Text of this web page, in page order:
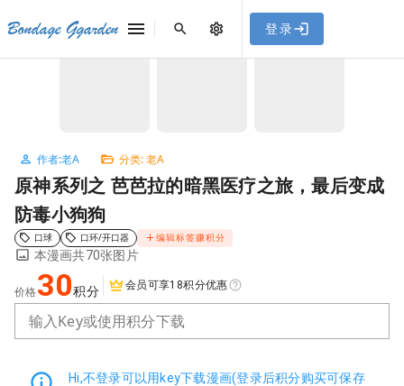
，使用遇到
问题请联系客服。
Bondage Ggarden 登录
首页 / 老A /
作者:老A 分类: 老A
原神系列之 芭芭拉的暗黑医疗之旅，最后变成
防毒小狗狗
口球 口环/开口器 编辑标签赚积分
本漫画共70张图片
价格 30积分 会员可享18积分优惠
输入Key或使用积分下载
Hi,不登录可以用key下载漫画(登录后积分购买可保存